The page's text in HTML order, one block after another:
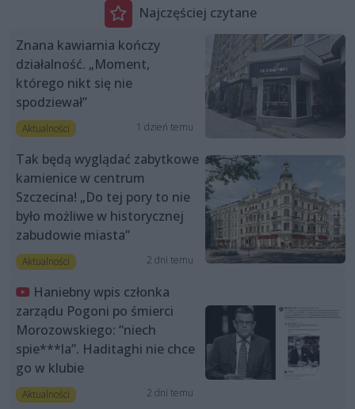
Najczęściej czytane
Znana kawiarnia kończy
działalność. „Moment,
którego nikt się nie
spodziewał”
Aktualności 1 dzień temu
Tak będą wyglądać zabytkowe
kamienice w centrum
Szczecina! „Do tej pory to nie
było możliwe w historycznej
zabudowie miasta”
Aktualności 2 dni temu
Haniebny wpis członka
zarządu Pogoni po śmierci
Morozowskiego: “niech
spie***la”. Haditaghi nie chce
go w klubie
Aktualności 2 dni temu